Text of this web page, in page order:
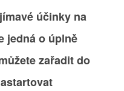
účinky na
jedná o úplně
zařadit do